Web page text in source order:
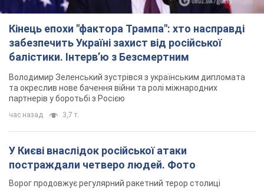
Кінець епохи "фактора Трампа": хто насправді
забезпечить Україні захист від російської
балістики. Інтерв’ю з Безсмертним
Володимир Зеленський зустрівся з українським дипломата
та окреслив нове бачення війни та ролі міжнародних
партнерів у боротьбі з Росією
час назад 3,7 т.
У Києві внаслідок російської атаки
постраждали четверо людей. Фото
Ворог продовжує регулярний ракетний терор столиці